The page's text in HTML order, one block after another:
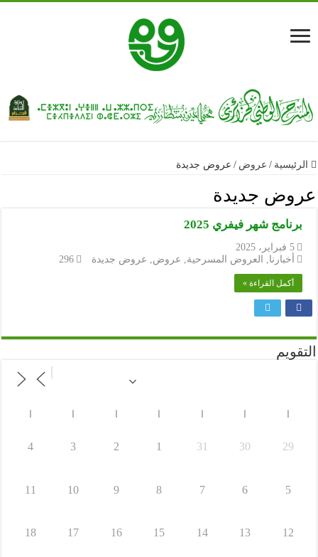
الرئيسية / عروض / عروض جديدة
عروض جديدة
برنامج شهر فيفري 2025
5 فبراير، 2025
أخبارنا
العروض المسرحية عروض عروض جديدة 296
أكمل القراءة »
التقويم
29
30
31
1
2
3
4
5
6
7
8
9
10
11
12
13
14
15
16
17
18